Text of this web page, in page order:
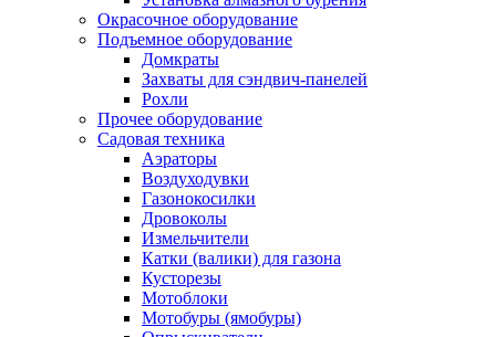
Окрасочное оборудование
Подъемное оборудование
Домкраты
Захваты для сэндвич-панелей
Рохли
Прочее оборудование
Садовая техника
Аэраторы
Воздуходувки
Газонокосилки
Дровоколы
Измельчители
Катки (валики) для газона
Кусторезы
Мотоблоки
Мотобуры (ямобуры)